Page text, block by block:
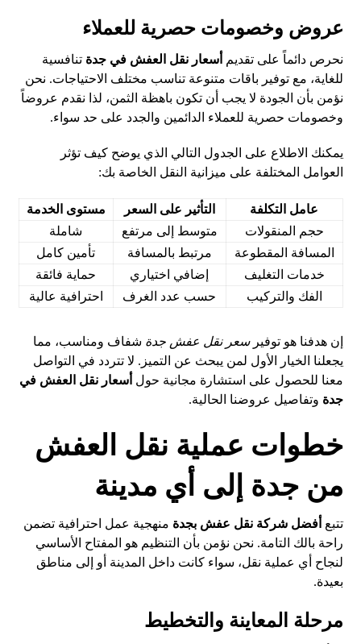
عروض وخصومات حصرية للعملاء
نحرص دائماً على تقديم أسعار نقل العفش في جدة تنافسية
للغاية، مع توفير باقات متنوعة تناسب مختلف الاحتياجات. نحن
نؤمن بأن الجودة لا يجب أن تكون باهظة الثمن، لذا نقدم عروضاً
وخصومات حصرية للعملاء الدائمين والجدد على حد سواء.
يمكنك الاطلاع على الجدول التالي الذي يوضح كيف تؤثر
العوامل المختلفة على ميزانية النقل الخاصة بك:
عامل التكلفة التأثير على السعر
مستوى الخدمة
حجم المنقولات
متوسط إلى مرتفع
شاملة
المسافة المقطوعة
مرتبط بالمسافة
تأمين كامل
خدمات التغليف
إضافي اختياري
حماية فائقة
الفك والتركيب
حسب عدد الغرف احترافية عالية
إن هدفنا هو توفيرسعر نقل عفش جدة شفاف ومناسب، مما
يجعلنا الخيار الأول لمن يبحث عن التميز. لا تتردد في التواصل
معنا للحصول على استشارة مجانية حول أسعار نقل العفش في
جدة وتفاصيل عروضنا الحالية.
خطوات عملية نقل العفش
من جدة إلى أي مدينة
تتبع أفضل شركة نقل عفش بجدة منهجية عمل احترافية تضمن
راحة بالك التامة. نحن نؤمن بأن التنظيم هو المفتاح الأساسي
لنجاح أي عملية نقل، سواء كانت داخل المدينة أو إلى مناطق
بعيدة.
مرحلة المعاينة والتخطيط